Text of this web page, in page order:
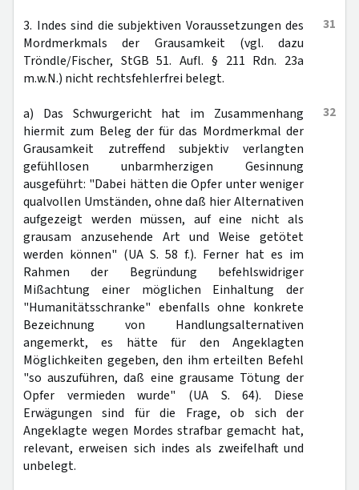
31
3. Indes sind die subjektiven Voraussetzungen des
Mordmerkmals der Grausamkeit (vgl. dazu
Tröndle/Fischer, StGB 51. Aufl. § 211 Rdn. 23a
m.w.N.) nicht rechtsfehlerfrei belegt.
32
a) Das Schwurgericht hat im Zusammenhang
hiermit zum Beleg der für das Mordmerkmal der
Grausamkeit zutreffend subjektiv verlangten
gefühllosen unbarmherzigen Gesinnung
ausgeführt: "Dabei hätten die Opfer unter weniger
qualvollen Umständen, ohne daß hier Alternativen
aufgezeigt werden müssen, auf eine nicht als
grausam anzusehende Art und Weise getötet
werden können" (UA S. 58 f.). Ferner hat es im
Rahmen der Begründung befehlswidriger
Mißachtung einer möglichen Einhaltung der
"Humanitätsschranke" ebenfalls ohne konkrete
Bezeichnung von Handlungsalternativen
angemerkt, es hätte für den Angeklagten
Möglichkeiten gegeben, den ihm erteilten Befehl
"so auszuführen, daß eine grausame Tötung der
Opfer vermieden wurde" (UA S. 64). Diese
Erwägungen sind für die Frage, ob sich der
Angeklagte wegen Mordes strafbar gemacht hat,
relevant, erweisen sich indes als zweifelhaft und
unbelegt.